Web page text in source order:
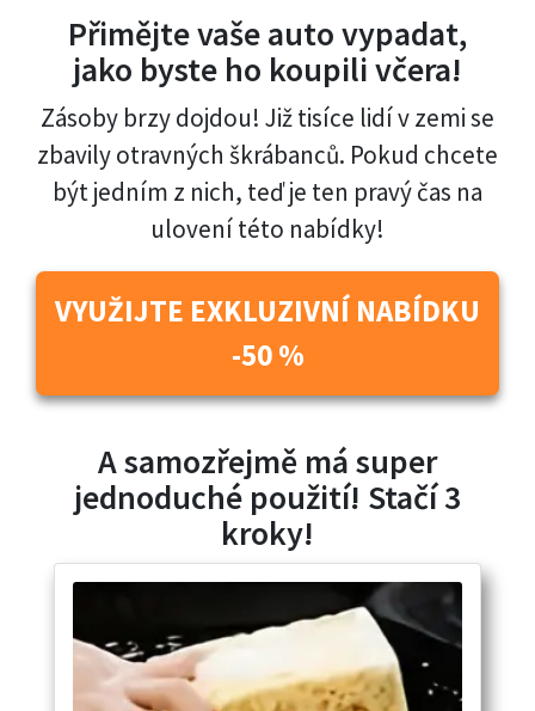
Přimějte vaše auto vypadat,
jako byste ho koupili včera!
Zásoby brzy dojdou! Již tisíce lidí v zemi se
zbavily otravných škrábanců. Pokud chcete
být jedním z nich, teď je ten pravý čas na
ulovení této nabídky!
VYUŽIJTE EXKLUZIVNÍ NABÍDKU
-50 %
A samozřejmě má super
jednoduché použití! Stačí 3
kroky!